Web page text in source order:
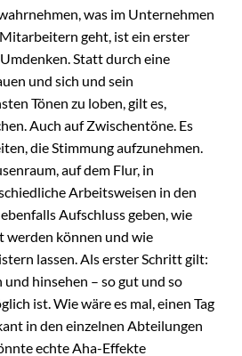
was im Unternehmen
geht, ist ein erster
Statt durch eine
und sich und sein
Tönen zu loben, gilt es,
Auch auf Zwischentöne. Es
die Stimmung aufzunehmen.
auf dem Flur, in
Arbeitsweisen in den
Aufschluss geben, wie
werden können und wie
lassen. Als erster Schritt gilt:
hinsehen – so gut und so
ist. Wie wäre es mal, einen Tag
in den einzelnen Abteilungen
echte Aha-Effekte